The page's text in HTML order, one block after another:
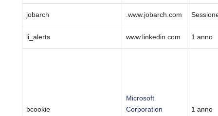
jobarch .www.jobarch.com
li_alerts www.linkedin.com 1 anno
bcookie
Microsoft
Corporation
1 anno